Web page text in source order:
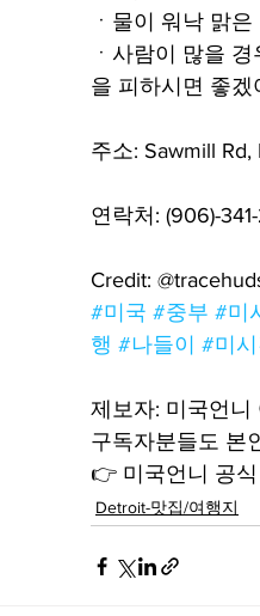
ㆍ물이 워낙 맑
ㆍ사람이 많을
을 피하시면 좋겠
주소: Sawmill
연락처: (906)-
Credit:
#미국 #중부 #미
행 #나들이 #미
제보자: 미국언니
구독자분들도 본
👉 미국언니 공
Detroit-맛집/여행지